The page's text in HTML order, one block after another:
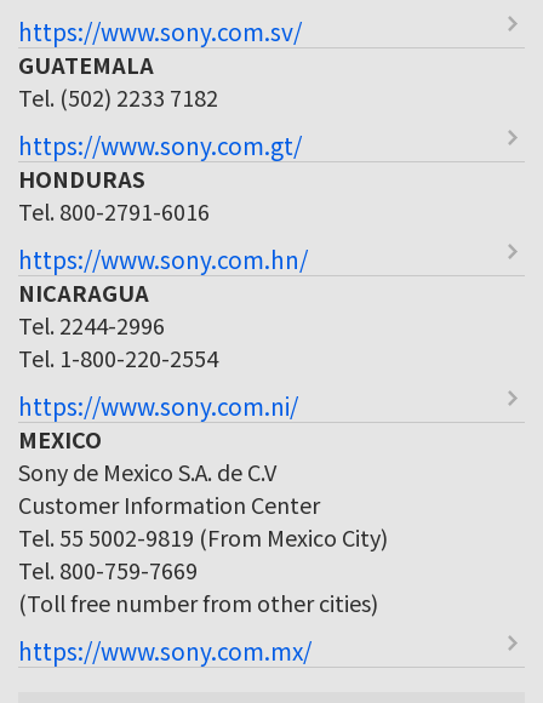
https://www.sony.com.sv/
GUATEMALA
Tel. (502) 2233 7182
https://www.sony.com.gt/
HONDURAS
Tel. 800-2791-6016
https://www.sony.com.hn/
NICARAGUA
Tel. 2244-2996
Tel. 1-800-220-2554
https://www.sony.com.ni/
MEXICO
Sony de Mexico S.A. de C.V
Customer Information Center
Tel. 55 5002-9819 (From Mexico City)
Tel. 800-759-7669
(Toll free number from other cities)
https://www.sony.com.mx/